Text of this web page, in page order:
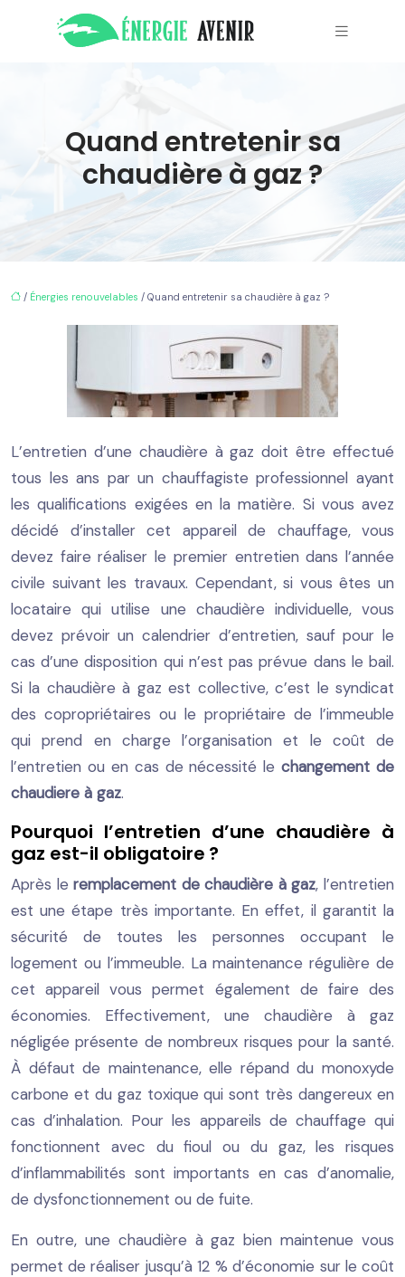
Quand entretenir sa
chaudière à gaz ?
/ Énergies renouvelables / Quand entretenir sa chaudière à gaz ?
L’entretien d’une chaudière à gaz doit être effectué
tous les ans par un chauffagiste professionnel ayant
les qualifications exigées en la matière. Si vous avez
décidé d’installer cet appareil de chauffage, vous
devez faire réaliser le premier entretien dans l’année
civile suivant les travaux. Cependant, si vous êtes un
locataire qui utilise une chaudière individuelle, vous
devez prévoir un calendrier d’entretien, sauf pour le
cas d’une disposition qui n’est pas prévue dans le bail.
Si la chaudière à gaz est collective, c’est le syndicat
des copropriétaires ou le propriétaire de l’immeuble
qui prend en charge l’organisation et le coût de
l’entretien ou en cas de nécessité lechangement de
chaudiere à gaz.
Pourquoi l’entretien d’une chaudière à
gaz est-il obligatoire ?
Après leremplacement de chaudière à gaz, l’entretien
est une étape très importante. En effet, il garantit la
sécurité de toutes les personnes occupant le
logement ou l’immeuble. La maintenance régulière de
cet appareil vous permet également de faire des
économies. Effectivement, une chaudière à gaz
négligée présente de nombreux risques pour la santé.
À défaut de maintenance, elle répand du monoxyde
carbone et du gaz toxique qui sont très dangereux en
cas d’inhalation. Pour les appareils de chauffage qui
fonctionnent avec du fioul ou du gaz, les risques
d’inflammabilités sont importants en cas d’anomalie,
de dysfonctionnement ou de fuite.
En outre, une chaudière à gaz bien maintenue vous
permet de réaliser jusqu’à 12 % d’économie sur le coût